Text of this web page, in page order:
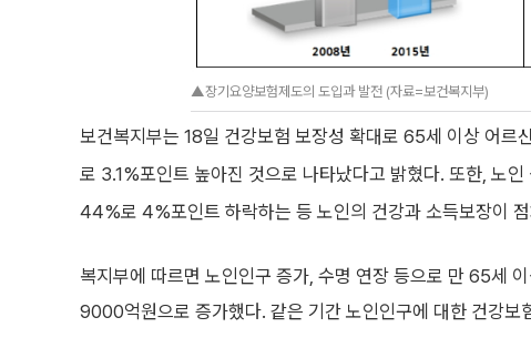
▲장기요양보험제도의 도입과 발전 (자료=보건복지부)
보건복지부는 18일 건강보험 보장성 확대로 65세 이상 어
로 3.1%포인트 높아진 것으로 나타났다고 밝혔다. 또한, 노
44%로 4%포인트 하락하는 등 노인의 건강과 소득보장이
복지부에 따르면 노인인구 증가, 수명 연장 등으로 만 65세
9000억원으로 증가했다. 같은 기간 노인인구에 대한 건강